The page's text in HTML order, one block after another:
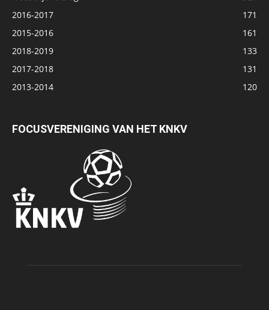
2016-2017
171
2015-2016
161
2018-2019
133
2017-2018
131
2013-2014
120
FOCUSVERENIGING VAN HET KNKV